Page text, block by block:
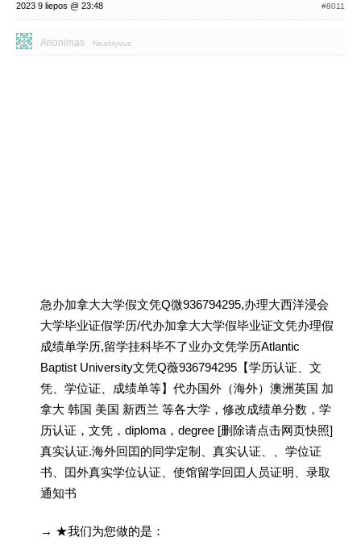
2023 9 liepos @ 23:48 #8011
Anonimas Neaktyvus
急办加拿大大学假文凭Q微936794295,办理大西洋浸会
大学毕业证假学历/代办加拿大大学假毕业证文凭办理假
成绩单学历,留学挂科毕不了业办文凭学历Atlantic
Baptist University文凭Q薇936794295【学历认证、文
凭、学位证、成绩单等】代办国外（海外）澳洲英国 加
拿大 韩国 美国 新西兰 等各大学，修改成绩单分数，学
历认证，文凭，diploma，degree [删除请点击网页快照]
真实认证.海外回囯的同学定制、真实认证、、学位证
书、囯外真实学位认证、使馆留学回囯人员证明、录取
通知书
→ ★我们为您做的是：